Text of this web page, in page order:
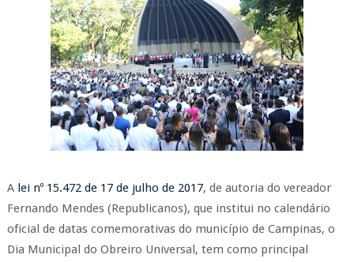
Alei nº 15.472 de 17 de julho de 2017, de autoria do vereador
Fernando Mendes (Republicanos), que institui no calendário
oficial de datas comemorativas do município de Campinas, o
Dia Municipal do Obreiro Universal, tem como principal